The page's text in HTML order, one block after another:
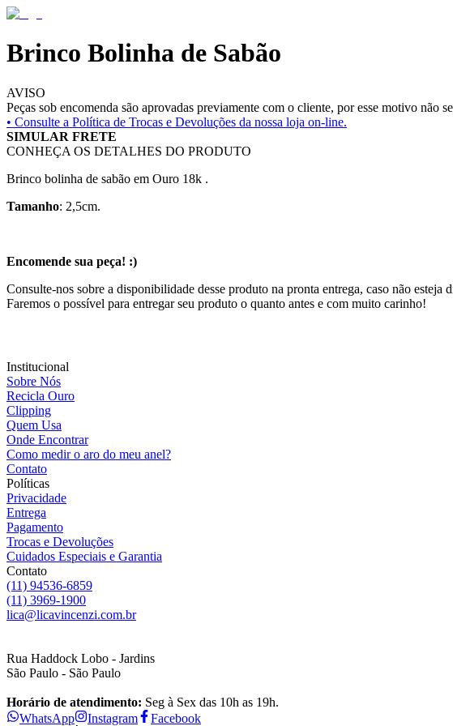
Brinco Bolinha de Sabão
AVISO
Peças sob encomenda são aprovadas previamente com o cliente, por esse motivo não
• Consulte a Política de Trocas e Devoluções da nossa loja on-line.
SIMULAR FRETE
CONHEÇA OS DETALHES DO PRODUTO
Brinco bolinha de sabão em Ouro 18k .
Tamanho: 2,5cm.
Encomende sua peça! :)
Consulte-nos sobre a disponibilidade desse produto na pronta entrega, caso não
Faremos o possível para entregar seu produto o quanto antes e com muito carinho!
Institucional
Sobre Nós
Recicla Ouro
Clipping
Quem Usa
Onde Encontrar
Como medir o aro do meu anel?
Contato
Políticas
Privacidade
Entrega
Pagamento
Trocas e Devoluções
Cuidados Especiais e Garantia
Contato
(11) 94536-6859
(11) 3969-1900
lica@licavincenzi.com.br
Rua Haddock Lobo - Jardins
São Paulo - São Paulo
Horário de atendimento: Seg à Sex das 10h as 19h.
WhatsApp
Instagram Facebook